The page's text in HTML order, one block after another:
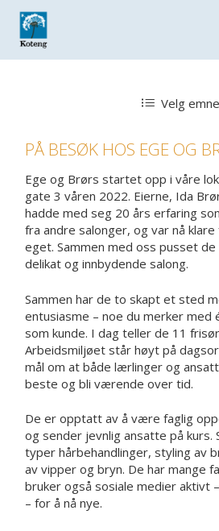
Skip
main
content
Velg emne
PÅ BESØK HOS EGE OG
Ege og Brørs startet opp i våre
gate 3 våren 2022. Eierne, Ida
hadde med seg 20 års erfaring
fra andre salonger, og var nå
eget. Sammen med oss pusset
delikat og innbydende salong.
Sammen har de to skapt et sted
entusiasme – noe du merker med
som kunde. I dag teller de 11
Arbeidsmiljøet står høyt på
mål om at både lærlinger og
beste og bli værende over tid.
De er opptatt av å være faglig
og sender jevnlig ansatte på kurs.
typer hårbehandlinger, styling av
av vipper og bryn. De har mange
bruker også sosiale medier aktivt
– for å nå nye.